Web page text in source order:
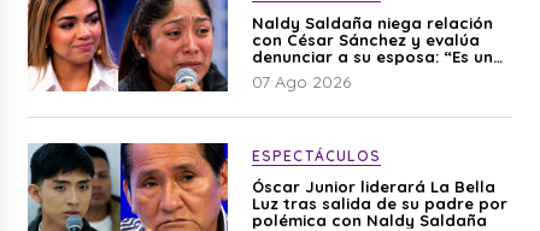
Naldy Saldaña niega relación
con César Sánchez y evalúa
denunciar a su esposa: “Es una
difamación”
07 Ago 2026
ESPECTÁCULOS
Óscar Junior liderará La Bella
Luz tras salida de su padre por
polémica con Naldy Saldaña